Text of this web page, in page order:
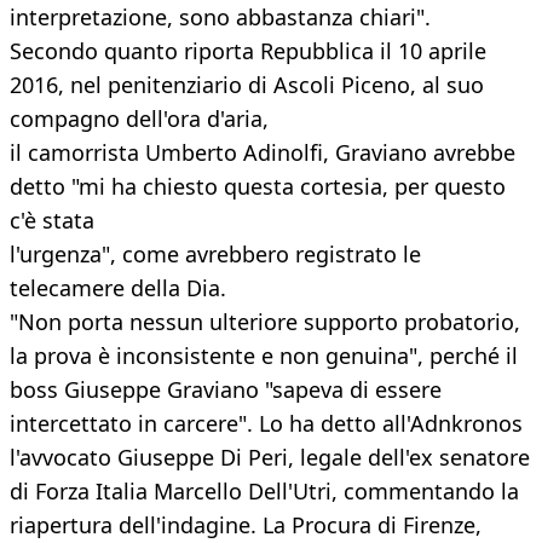
interpretazione, sono abbastanza chiari".
Secondo quanto riporta Repubblica il 10 aprile
2016, nel penitenziario di Ascoli Piceno, al suo
compagno dell'ora d'aria,
il camorrista Umberto Adinolfi, Graviano avrebbe
detto "mi ha chiesto questa cortesia, per questo
c'è stata
l'urgenza", come avrebbero registrato le
telecamere della Dia.
"Non porta nessun ulteriore supporto probatorio,
la prova è inconsistente e non genuina", perché il
boss Giuseppe Graviano "sapeva di essere
intercettato in carcere". Lo ha detto all'Adnkronos
l'avvocato Giuseppe Di Peri, legale dell'ex senatore
di Forza Italia Marcello Dell'Utri, commentando la
riapertura dell'indagine. La Procura di Firenze,